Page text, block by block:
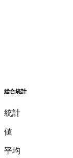
総合統計
統計
値
平均